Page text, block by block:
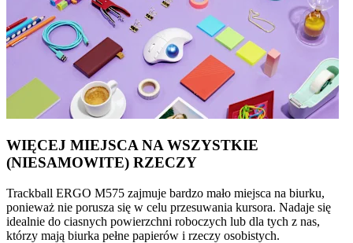
WIĘCEJ MIEJSCA NA WSZYSTKIE
(NIESAMOWITE) RZECZY
Trackball ERGO M575 zajmuje bardzo mało miejsca na biurku,
ponieważ nie porusza się w celu przesuwania kursora. Nadaje się
idealnie do ciasnych powierzchni roboczych lub dla tych z nas,
którzy mają biurka pełne papierów i rzeczy osobistych.